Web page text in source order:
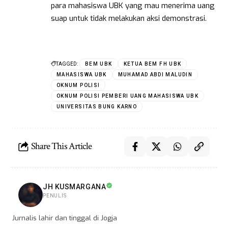
para mahasiswa UBK yang mau menerima uang
suap untuk tidak melakukan aksi demonstrasi.
TAGGED: BEM UBK
KETUA BEM FH UBK
MAHASISWA UBK
MUHAMAD ABDI MALUDIN
OKNUM POLISI
OKNUM POLISI PEMBERI UANG MAHASISWA UBK
UNIVERSITAS BUNG KARNO
Share This Article
JH KUSMARGANA
PENULIS
Jurnalis lahir dan tinggal di Jogja